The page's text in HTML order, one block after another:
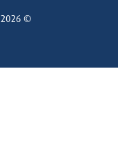
© 2026